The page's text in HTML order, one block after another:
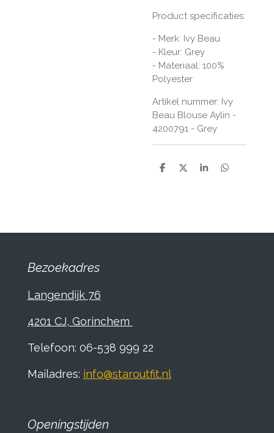
Product specificaties:
- Merk: Ivy Beau
- Kleur: Grey
- Materiaal: 100%
Polyester
Artikel nummer: Ivy
Beau Blouse Aylin -
4200791 - Grey
D
D
S
D
Bezoekadres
Langendijk 76
4201 CJ, Gorinchem
Telefoon: 06-538 999 22
Mailadres: info@staroutfit.nl
Openingstijden